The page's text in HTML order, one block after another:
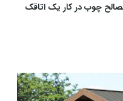
2023 با مصالح چوب در کار یک اتاقک